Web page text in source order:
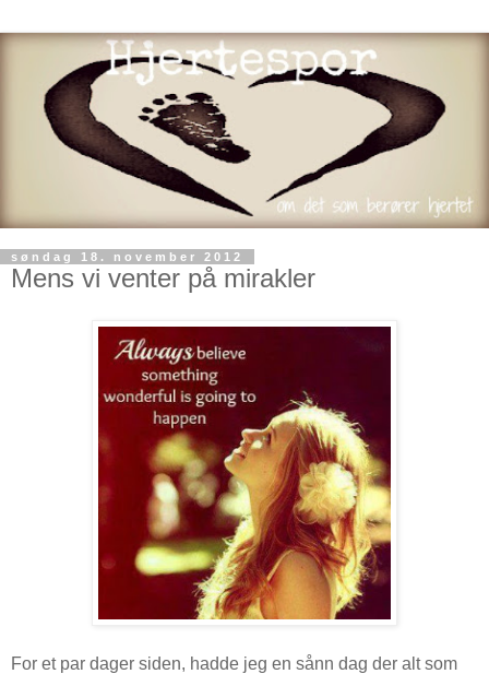
søndag 18. november 2012
Mens vi venter på mirakler
For et par dager siden, hadde jeg en sånn dag der alt som